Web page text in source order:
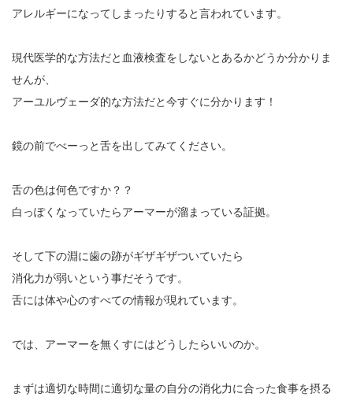
アレルギーになってしまったりすると言われています。
現代医学的な方法だと血液検査をしないとあるかどうか分かりま
せんが、
アーユルヴェーダ的な方法だと今すぐに分かります！
鏡の前でべーっと舌を出してみてください。
舌の色は何色ですか？？
白っぽくなっていたらアーマーが溜まっている証拠。
そして下の淵に歯の跡がギザギザついていたら
消化力が弱いという事だそうです。
舌には体や心のすべての情報が現れています。
では、アーマーを無くすにはどうしたらいいのか。
まずは適切な時間に適切な量の自分の消化力に合った食事を摂る